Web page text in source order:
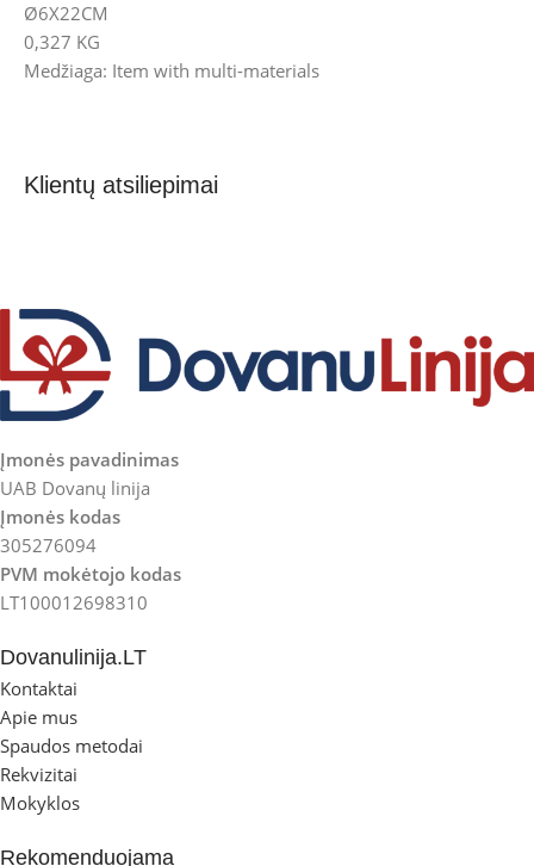
Ø6X22CM
0,327 KG
Medžiaga: Item with multi-materials
Klientų atsiliepimai
Įmonės pavadinimas
UAB Dovanų linija
Įmonės kodas
305276094
PVM mokėtojo kodas
LT100012698310
Dovanulinija.LT
Kontaktai
Apie mus
Spaudos metodai
Rekvizitai
Mokyklos
Rekomenduojama